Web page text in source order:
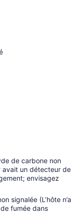
de carbone non
avait un détecteur de
envisagez
signalée (L’hôte n’a
fumée dans